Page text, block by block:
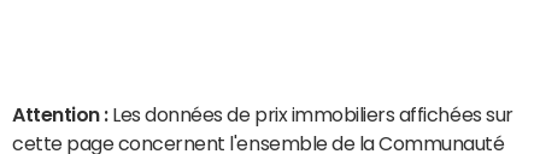
Attention : Les données de prix immobiliers affichées sur
cette page concernent l'ensemble de la Communauté